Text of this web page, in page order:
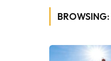
BROWSING: